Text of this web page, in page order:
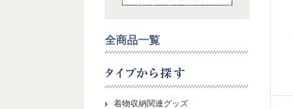
全商品一覧
着物収納関連グッズ